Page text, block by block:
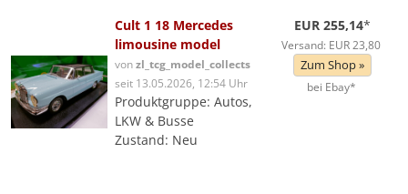
Cult 1 18 Mercedes
limousine model
vonzl_tcg_model_collects
seit 13.05.2026, 12:54 Uhr
Produktgruppe: Autos,
LKW & Busse
Zustand: Neu
EUR 255,14*
Versand: EUR 23,80
Zum Shop »
bei Ebay*